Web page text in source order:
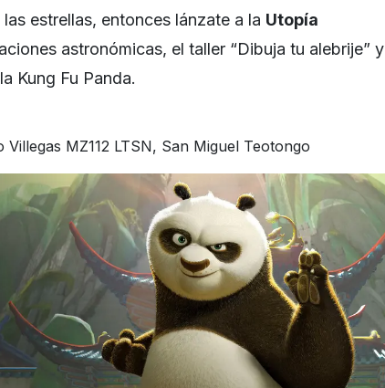
estrellas, entonces lánzate a la Utopía
astronómicas, el taller “Dibuja tu alebrije” y
Kung Fu Panda.
MZ112 LTSN, San Miguel Teotongo